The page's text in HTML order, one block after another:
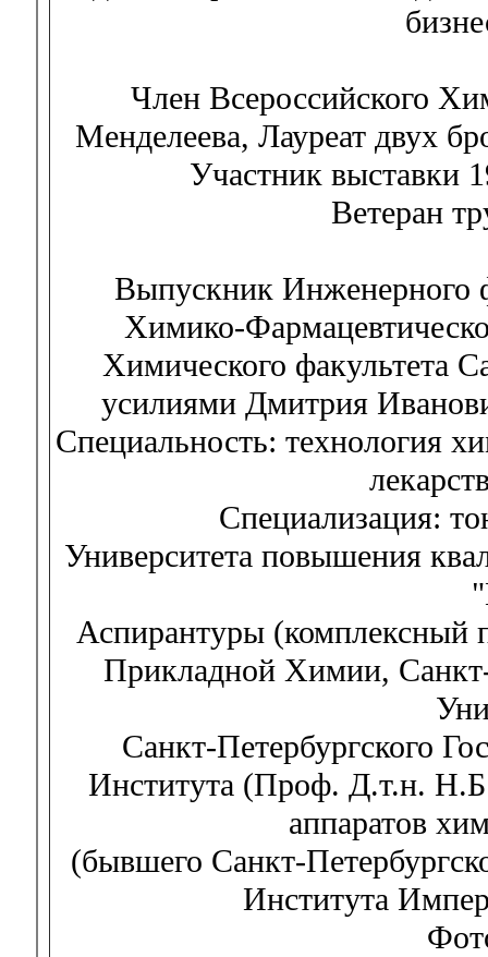
Член Всероссийского
Менделеева, Лауреат двух
Участник выставки
Ветеран
Выпускник Инженерного
Химико-
Химического факультета
усилиями Дмитрия
Специальность: технология
Специализация:
Университета повышения
Аспирантуры (комплексный
Прикладной Химии, Санкт-
Санкт-Петербургского
Института (Проф. Д.т.н.
аппаратов
(бывшего Санкт-
Института